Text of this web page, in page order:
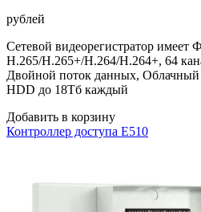
рублей
Сетевой видеорегистратор имеет
H.265/H.265+/H.264/H.264+, 64
Двойной поток данных, Облачный
HDD до 18Тб каждый
Добавить в корзину
Контроллер доступа E510